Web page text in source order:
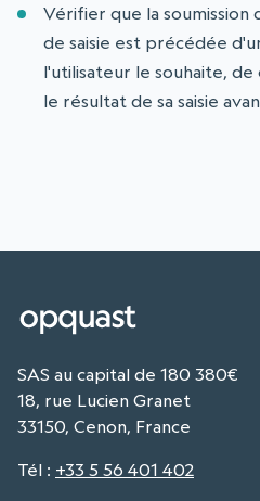
Vérifier que la
de saisie est précédée
l'utilisateur le souhaite,
le résultat de sa saisie
SAS au capital de 180 380€
18, rue Lucien Granet
33150, Cenon, France
Tél : +33 5 56 401 402